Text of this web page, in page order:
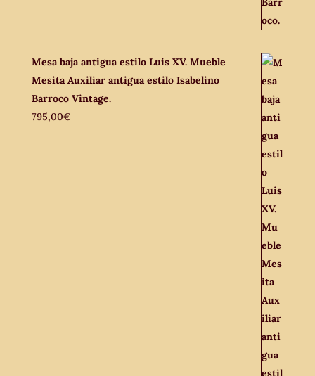
Mesa baja antigua estilo Luis XV. Mueble
Mesita Auxiliar antigua estilo Isabelino
Barroco Vintage.
795,00€